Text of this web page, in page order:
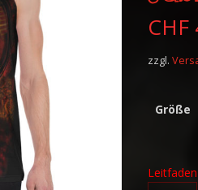
CHF
zzgl.
Größe